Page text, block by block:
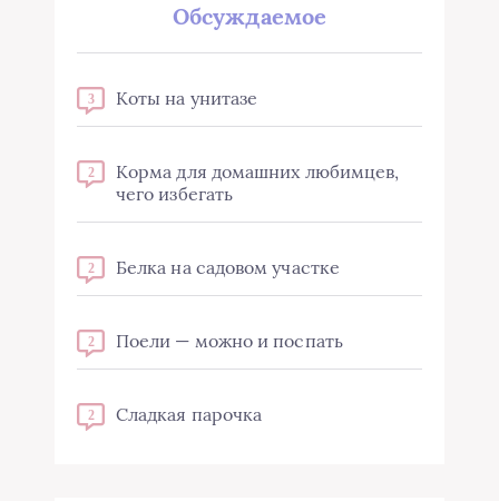
Обсуждаемое
3 Коты на унитазе
2
Корма для домашних любимцев,
чего избегать
2 Белка на садовом участке
2 Поели — можно и поспать
2 Сладкая парочка